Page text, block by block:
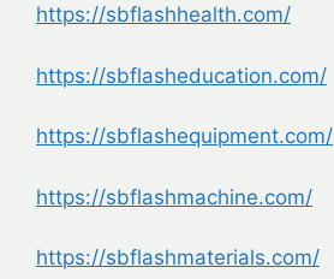
https://sbflashhealth.com/
https://sbflasheducation.com/
https://sbflashequipment.com/
https://sbflashmachine.com/
https://sbflashmaterials.com/